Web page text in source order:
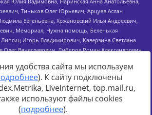
uploaded/files/reestr-
22-03-2024.pdfданные на22.03.2024
удобства сайта мы используем
). К сайту подключены
LiveInternet, top.mail.ru,
используют файлы cookies
(подробнее).